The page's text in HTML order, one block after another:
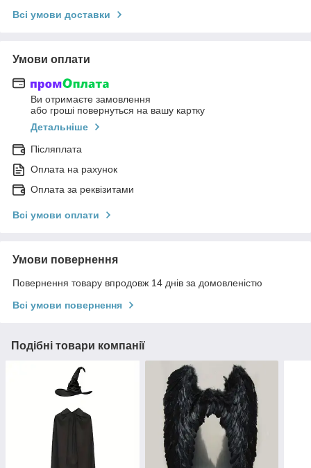
Всі умови доставки
Умови оплати
Ви отримаєте замовлення
або гроші повернуться на вашу картку
Детальніше
Післяплата
Оплата на рахунок
Оплата за реквізитами
Всі умови оплати
Умови повернення
Повернення товару впродовж 14 днів за домовленістю
Всі умови повернення
Подібні товари компанії